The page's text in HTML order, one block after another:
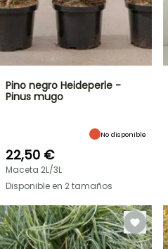
Pino negro Heideperle -
Pinus mugo
No disponible
22,50 €
Maceta 2L/3L
Disponible en 2 tamaños